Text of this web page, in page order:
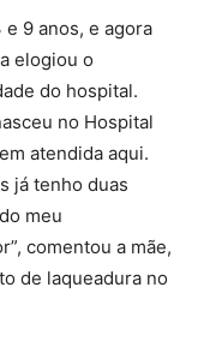
e 9 anos, e agora
elogiou o
do hospital.
no Hospital
atendida aqui.
já tenho duas
meu
comentou a mãe,
de laqueadura no